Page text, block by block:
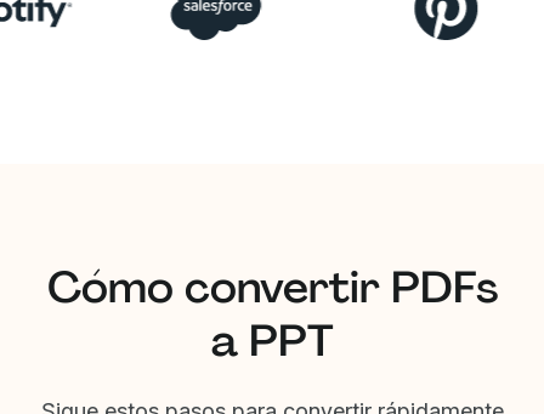
Cómo convertir PDFs
a PPT